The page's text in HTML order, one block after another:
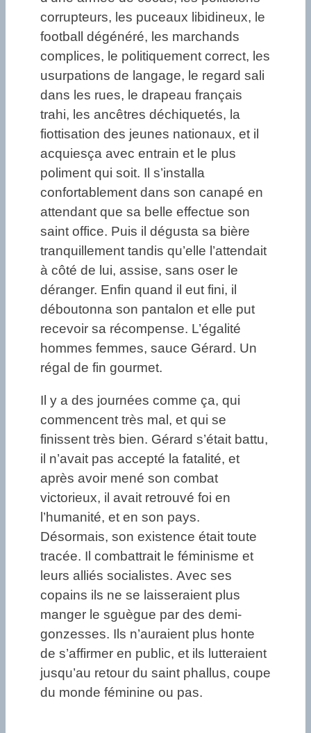
corrupteurs, les puceaux libidineux, le
football dégénéré, les marchands
complices, le politiquement correct, les
usurpations de langage, le regard sali
dans les rues, le drapeau français
trahi, les ancêtres déchiquetés, la
fiottisation des jeunes nationaux, et il
acquiesça avec entrain et le plus
poliment qui soit. Il s’installa
confortablement dans son canapé en
attendant que sa belle effectue son
saint office. Puis il dégusta sa bière
tranquillement tandis qu’elle l’attendait
à côté de lui, assise, sans oser le
déranger. Enfin quand il eut fini, il
déboutonna son pantalon et elle put
recevoir sa récompense. L’égalité
hommes femmes, sauce Gérard. Un
régal de fin gourmet.
Il y a des journées comme ça, qui
commencent très mal, et qui se
finissent très bien. Gérard s’était battu,
il n’avait pas accepté la fatalité, et
après avoir mené son combat
victorieux, il avait retrouvé foi en
l’humanité, et en son pays.
Désormais, son existence était toute
tracée. Il combattrait le féminisme et
leurs alliés socialistes. Avec ses
copains ils ne se laisseraient plus
manger le sguègue par des demi-
gonzesses. Ils n’auraient plus honte
de s’affirmer en public, et ils lutteraient
jusqu’au retour du saint phallus, coupe
du monde féminine ou pas.